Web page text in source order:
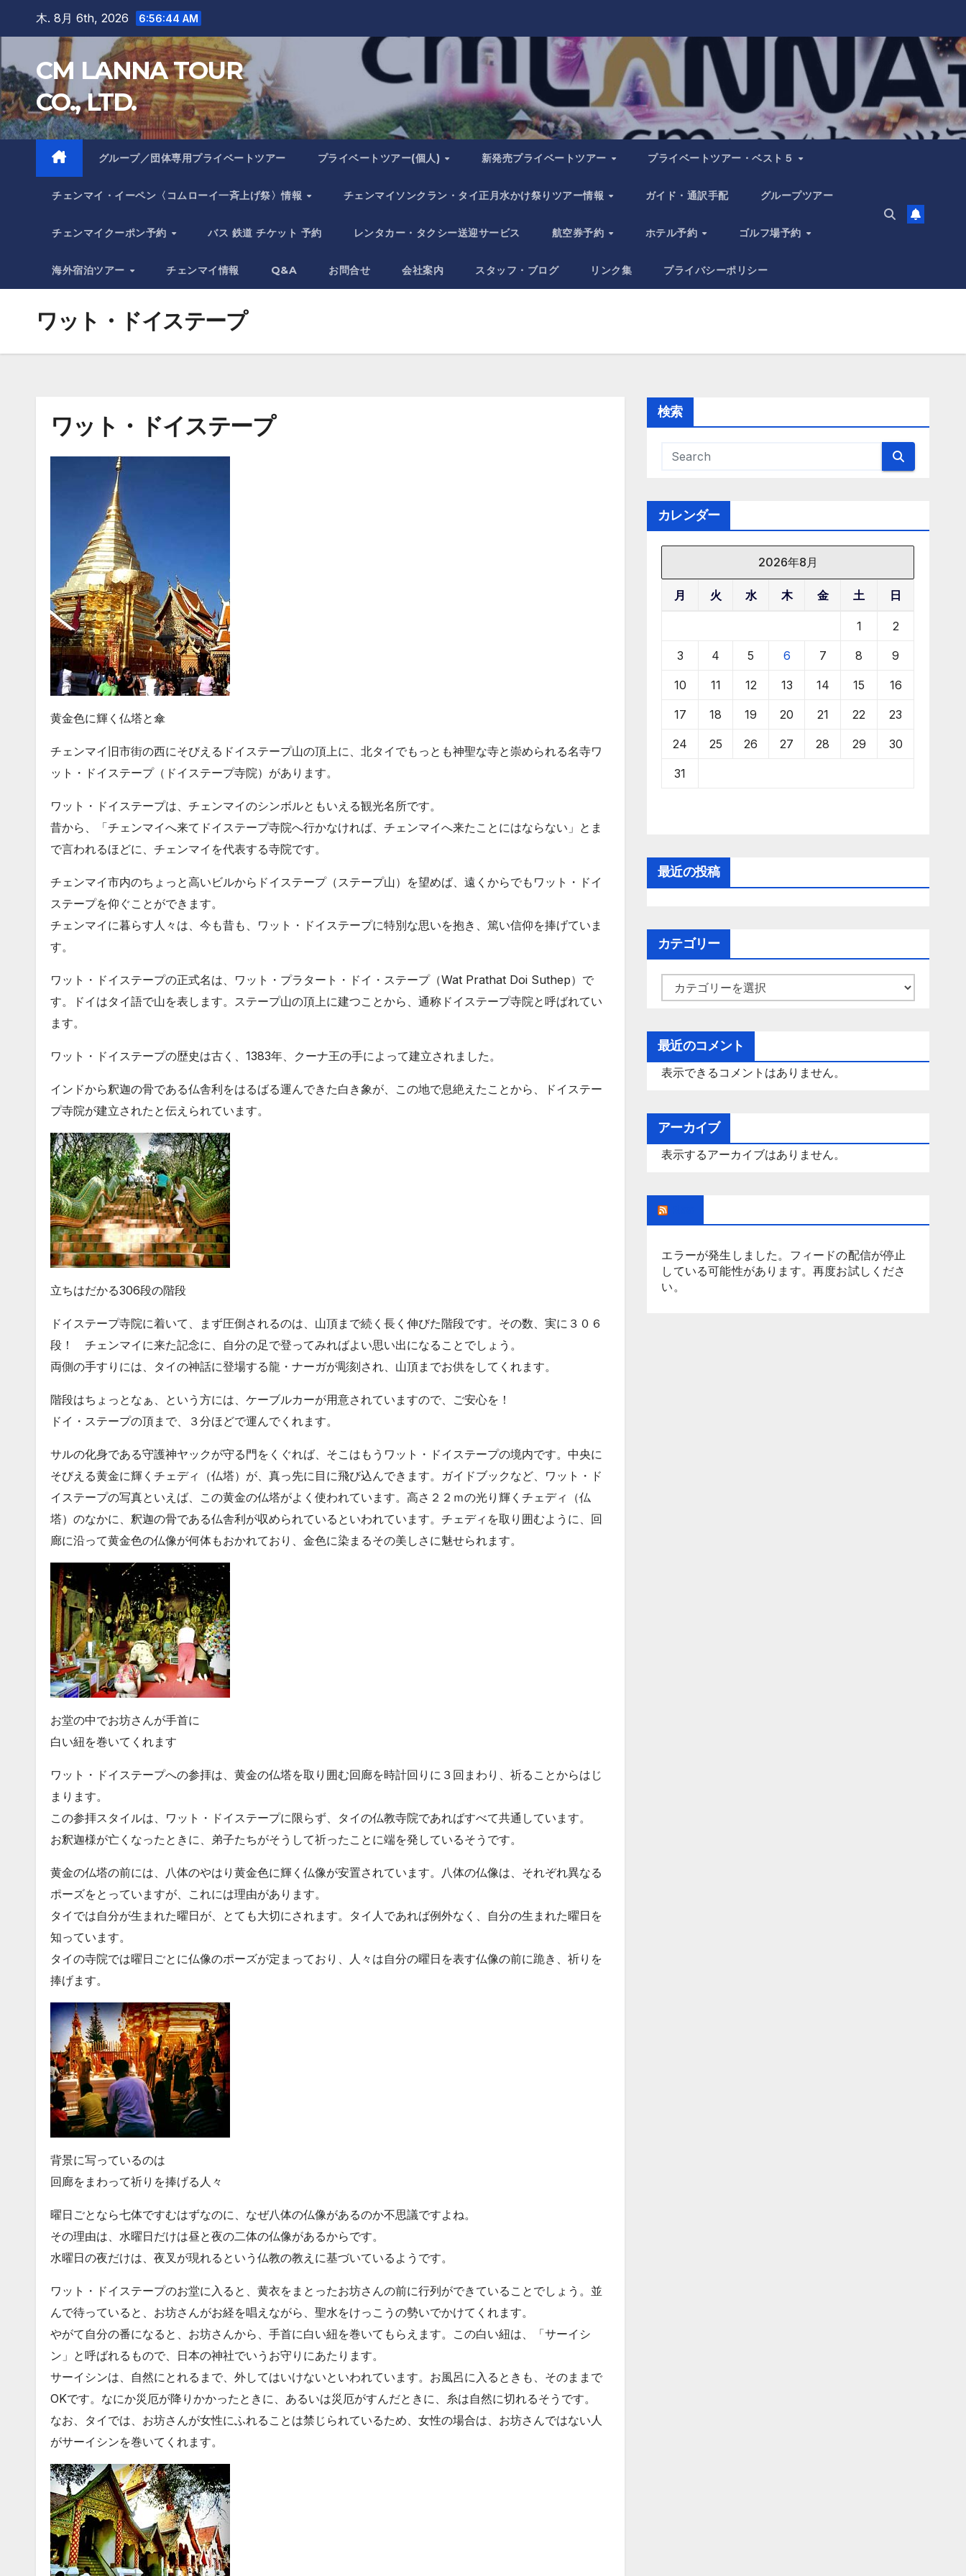
木. 8月 6th, 2026 6:56:45 AM
CM LANNA TOUR
CO., LTD.
グループ／団体専用プライベートツアー プライベートツアー(個人) 新発売プライベートツアー プライベートツアー・ベスト５
チェンマイ・イーペン〈コムローイ一斉上げ祭〉情報 チェンマイソンクラン・タイ正月水かけ祭りツアー情報 ガイド・通訳手配 グループツアー
チェンマイクーポン予約 バス 鉄道 チケット 予約 レンタカー・タクシー送迎サービス 航空券予約 ホテル予約 ゴルフ場予約
海外宿泊ツアー チェンマイ情報 Q&A お問合せ 会社案内 スタッフ・ブログ リンク集 プライバシーポリシー
ワット・ドイステープ
ワット・ドイステープ
黄金色に輝く仏塔と傘
チェンマイ旧市街の西にそびえるドイステープ山の頂上に、北タイでもっとも神聖な寺と崇められる名寺ワ
ット・ドイステープ（ドイステープ寺院）があります。
ワット・ドイステープは、チェンマイのシンボルともいえる観光名所です。
昔から、「チェンマイへ来てドイステープ寺院へ行かなければ、チェンマイへ来たことにはならない」とま
で言われるほどに、チェンマイを代表する寺院です。
チェンマイ市内のちょっと高いビルからドイステープ（ステープ山）を望めば、遠くからでもワット・ドイ
ステープを仰ぐことができます。
チェンマイに暮らす人々は、今も昔も、ワット・ドイステープに特別な思いを抱き、篤い信仰を捧げていま
す。
ワット・ドイステープの正式名は、ワット・プラタート・ドイ・ステープ（Wat Prathat Doi Suthep）で
す。ドイはタイ語で山を表します。ステープ山の頂上に建つことから、通称ドイステープ寺院と呼ばれてい
ます。
ワット・ドイステープの歴史は古く、1383年、クーナ王の手によって建立されました。
インドから釈迦の骨である仏舎利をはるばる運んできた白き象が、この地で息絶えたことから、ドイステー
プ寺院が建立されたと伝えられています。
立ちはだかる306段の階段
ドイステープ寺院に着いて、まず圧倒されるのは、山頂まで続く長く伸びた階段です。その数、実に３０６
段！ チェンマイに来た記念に、自分の足で登ってみればよい思い出になることでしょう。
両側の手すりには、タイの神話に登場する龍・ナーガが彫刻され、山頂までお供をしてくれます。
階段はちょっとなぁ、という方には、ケーブルカーが用意されていますので、ご安心を！
ドイ・ステープの頂まで、３分ほどで運んでくれます。
サルの化身である守護神ヤックが守る門をくぐれば、そこはもうワット・ドイステープの境内です。中央に
そびえる黄金に輝くチェディ（仏塔）が、真っ先に目に飛び込んできます。ガイドブックなど、ワット・ド
イステープの写真といえば、この黄金の仏塔がよく使われています。高さ２２ｍの光り輝くチェディ（仏
塔）のなかに、釈迦の骨である仏舎利が収められているといわれています。チェディを取り囲むように、回
廊に沿って黄金色の仏像が何体もおかれており、金色に染まるその美しさに魅せられます。
お堂の中でお坊さんが手首に
白い紐を巻いてくれます
ワット・ドイステープへの参拝は、黄金の仏塔を取り囲む回廊を時計回りに３回まわり、祈ることからはじ
まります。
この参拝スタイルは、ワット・ドイステープに限らず、タイの仏教寺院であればすべて共通しています。
お釈迦様が亡くなったときに、弟子たちがそうして祈ったことに端を発しているそうです。
黄金の仏塔の前には、八体のやはり黄金色に輝く仏像が安置されています。八体の仏像は、それぞれ異なる
ポーズをとっていますが、これには理由があります。
タイでは自分が生まれた曜日が、とても大切にされます。タイ人であれば例外なく、自分の生まれた曜日を
知っています。
タイの寺院では曜日ごとに仏像のポーズが定まっており、人々は自分の曜日を表す仏像の前に跪き、祈りを
捧げます。
背景に写っているのは
回廊をまわって祈りを捧げる人々
曜日ごとなら七体ですむはずなのに、なぜ八体の仏像があるのか不思議ですよね。
その理由は、水曜日だけは昼と夜の二体の仏像があるからです。
水曜日の夜だけは、夜叉が現れるという仏教の教えに基づいているようです。
ワット・ドイステープのお堂に入ると、黄衣をまとったお坊さんの前に行列ができていることでしょう。並
んで待っていると、お坊さんがお経を唱えながら、聖水をけっこうの勢いでかけてくれます。
やがて自分の番になると、お坊さんから、手首に白い紐を巻いてもらえます。この白い紐は、「サーイシ
ン」と呼ばれるもので、日本の神社でいうお守りにあたります。
サーイシンは、自然にとれるまで、外してはいけないといわれています。お風呂に入るときも、そのままで
OKです。なにか災厄が降りかかったときに、あるいは災厄がすんだときに、糸は自然に切れるそうです。
なお、タイでは、お坊さんが女性にふれることは禁じられているため、女性の場合は、お坊さんではない人
がサーイシンを巻いてくれます。
検索
カレンダー
2026年8月
月 火 水 木 金 土 日
1 2
3 4 5 6 7 8 9
10 11 12 13 14 15 16
17 18 19 20 21 22 23
24 25 26 27 28 29 30
31
最近の投稿
カテゴリー
テ
リ
ー
最近のコメント
表示できるコメントはありません。
アーカイブ
表示するアーカイブはありません。
エラーが発生しました。フィードの配信が停止
している可能性があります。再度お試しくださ
い。